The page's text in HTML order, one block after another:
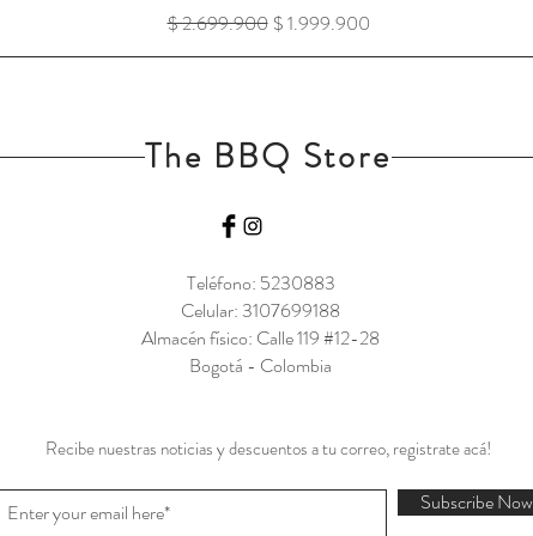
Precio
$ 2.699.900 Precio de oferta
$ 1.999.900
The BBQ Store
Teléfono: 5230883
Celular: 3107699188
Almacén físico: Calle 119 #12-28
Bogotá - Colombia
Recibe nuestras noticias y descuentos a tu correo, registrate acá!
Subscribe Now